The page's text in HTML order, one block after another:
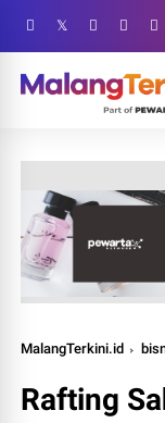
MalangTerkini.id
Rafting